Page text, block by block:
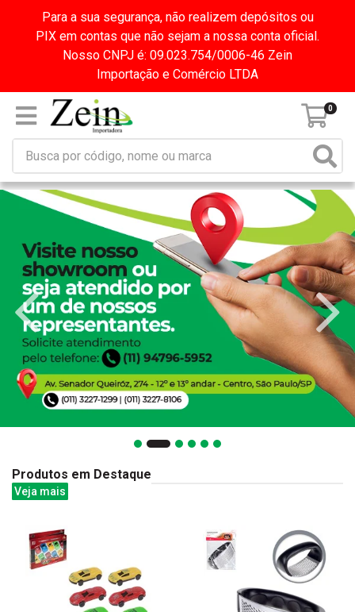
Para a sua segurança, não realizem depósitos ou
PIX em contas que não sejam a nossa conta oficial.
Nosso CNPJ é: 09.023.754/0006-46 Zein
Importação e Comércio LTDA
0
Produtos em Destaque
Veja mais